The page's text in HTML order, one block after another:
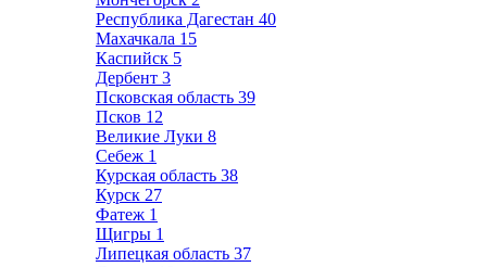
Республика Дагестан 40
Махачкала 15
Каспийск 5
Дербент 3
Псковская область 39
Псков 12
Великие Луки 8
Себеж 1
Курская область 38
Курск 27
Фатеж 1
Щигры 1
Липецкая область 37